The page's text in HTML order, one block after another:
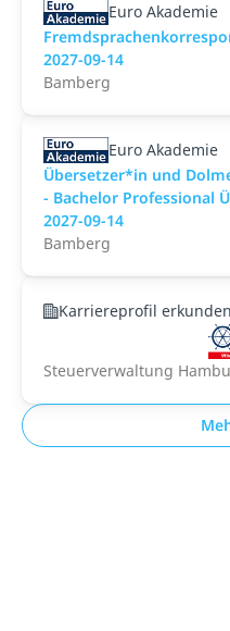
Euro Akademie
2027-09-14
Bamberg
Euro Akademie
Übersetzer*in und
- Bachelor Professional
2027-09-14
Bamberg
Karriereprofil erkunden
Steuerverwaltung